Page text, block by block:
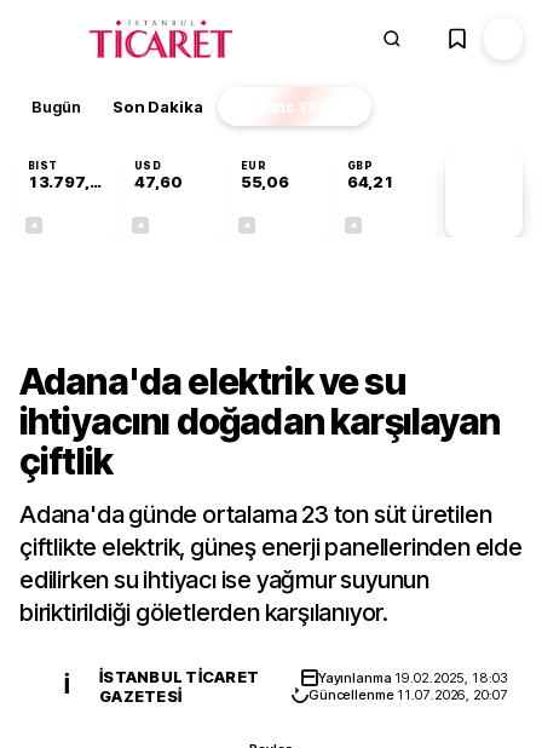
Bugün Son Dakika Finans EKSTRA
BIST
13.797,21
USD
47,60
EUR
55,06
GBP
64,21
Adana'da elektrik ve su
ihtiyacını doğadan karşılayan
çiftlik
Adana'da günde ortalama 23 ton süt üretilen
çiftlikte elektrik, güneş enerji panellerinden elde
edilirken su ihtiyacı ise yağmur suyunun
biriktirildiği göletlerden karşılanıyor.
İ
İSTANBUL TICARET
GAZETESI
Yayınlanma 19.02.2025, 18:03
Güncellenme 11.07.2026, 20:07